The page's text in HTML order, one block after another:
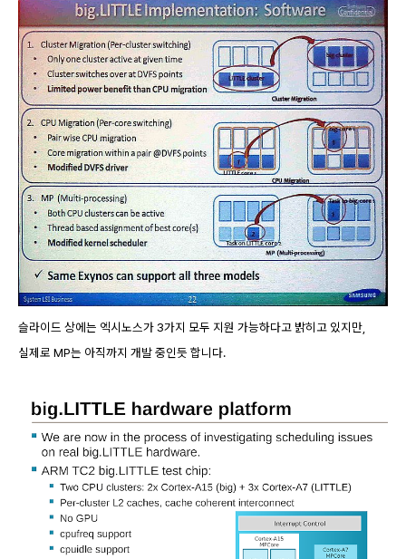
슬라이드 상에는 엑시노스가 3가지 모두 지원 가능하다고 밝히고 있지만,
실제로 MP는 아직까지 개발 중인듯 합니다.